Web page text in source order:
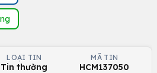
LOẠI TIN
Tin thường
MÃ TIN
HCM137050